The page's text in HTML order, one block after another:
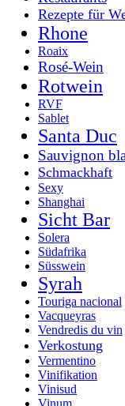
Rezepte für
Rhone
Roaix
Rosé-Wein
Rotwein
RVF
Sablet
Santa Duc
Sauvignon
Schmackhaft
Sexy
Shanghai
Sicht Bar
Solera
Südafrika
Süsswein
Syrah
Touriga nacional
Vacqueyras
Vendredis du vin
Verkostung
Vermentino
Vinifikation
Vinisud